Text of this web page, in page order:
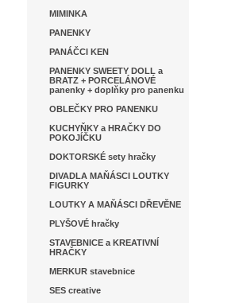
MIMINKA
PANENKY
PANÁČCI KEN
PANENKY SWEETY DOLL a
BRATZ + PORCELÁNOVÉ
panenky + doplňky pro panenku
OBLEČKY PRO PANENKU
KUCHYŇKY a HRAČKY DO
POKOJÍČKU
DOKTORSKÉ sety hračky
DIVADLA MAŇÁSCI LOUTKY
FIGURKY
LOUTKY A MAŇÁSCI DŘEVĚNE
PLYŠOVÉ hračky
STAVEBNICE a KREATIVNÍ
HRAČKY
MERKUR stavebnice
SES creative